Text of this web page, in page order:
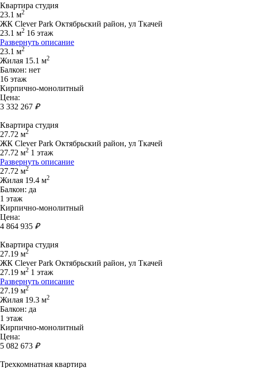
Квартира студия
23.1 м2
ЖК Clever Park Октябрьский район, ул Ткачей
23.1 м2 16 этаж
Развернуть описание
23.1 м2
Жилая 15.1 м2
Балкон: нет
16 этаж
Кирпично-монолитный
Цена:
3 332 267 ₽
Квартира студия
27.72 м2
ЖК Clever Park Октябрьский район, ул Ткачей
27.72 м2 1 этаж
Развернуть описание
27.72 м2
Жилая 19.4 м2
Балкон: да
1 этаж
Кирпично-монолитный
Цена:
4 864 935 ₽
Квартира студия
27.19 м2
ЖК Clever Park Октябрьский район, ул Ткачей
27.19 м2 1 этаж
Развернуть описание
27.19 м2
Жилая 19.3 м2
Балкон: да
1 этаж
Кирпично-монолитный
Цена:
5 082 673 ₽
Трехкомнатная квартира